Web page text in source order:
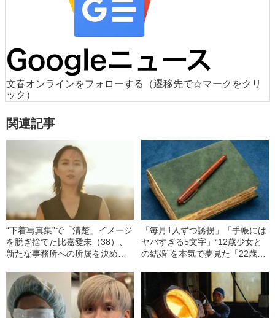
文春オンラインをフォローする
（遷移先で☆マークをクリ
ック）
関連記事
“下着写真集”で「清楚」イメージ
を脱ぎ捨てた比嘉愛未（38）、
新たな事務所への所属を決めた
「毎月1人ずつ誘拐」「手帳には
ヤバすぎる5文字」“12歳少女と
の結婚”を本気で夢見た「22歳男